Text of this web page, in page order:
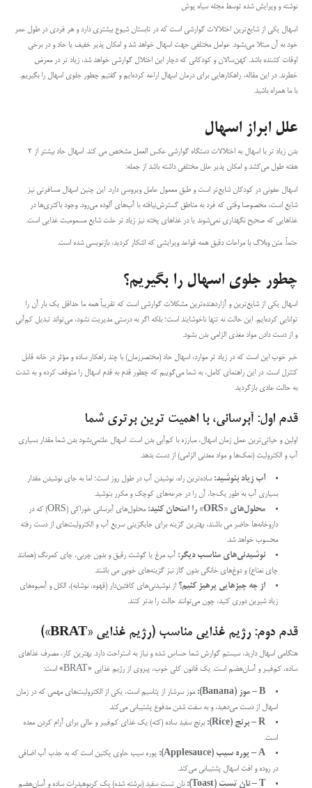
نوشته و ویرایش شده توسط مجله سیاه پوش
اسهال یکی از شایع‌ترین اختلالات گوارشی است که در تابستان شیوع بیشتری دارد و هر فردی در طول عمر
خود به آن مبتلا می‌بشود. عوامل مختلفی جهت اسهال خواهد شد و امکان پذیر خفیف یا حاد و در برخی
اوقات کشنده باشد. کهن‌سالان و کودکانی که دچار این اختلال گوارشی خواهد شد، زیاد تر در معرض
خطرند. در این مقاله، راهکارهایی برای درمان اسهال اراعه کرده‌ایم و گفتیم چطور جلوی اسهال را بگیریم.
با ما همراه باشید.
علل ابراز اسهال
بدن زیاد تر با اسهال به اختلالات دستگاه گوارشی عکس العمل مشخص می کند. اسهال حاد بیشتر از ۲
هفته طول می‌کشد و امکان پذیر علل مختلفی داشته باشد از جمله:
اسهال عفونی در کودکان شایع‌تر است و طبق معمول عامل ویروسی دارد. این چنین اسهال مسافرتی نیز
شایع است، مخصوصا وقتی که فرد به مناطق گسترش‌نیافته با آب‌های آلوده می‌رود. وجود باکتری‌ها در
غذاهایی که صحیح نگهداری نمی‌شوند یا در غذاهای پخته‌ نیز زیاد تر علت شایع مسمومیت‌ غذایی است.
حتماً. متن وبلاگ با مراعات دقیق همه قواعد ویرایشی که اشکار کردید، بازنویسی شده است.
چطور جلوی اسهال را بگیریم؟
اسهال یکی از شایع‌ترین و آزاردهنده‌ترین مشکلات گوارشی است که تقریباً همه ما حداقل یک بار آن را
توانایی کرده‌ایم. این حالت نه تنها ناخوشایند است؛ بلکه اگر به درستی مدیریت نشود، می‌تواند تبدیل کم‌آبی
و از دست دادن مواد مغذی الزامی بدن بشود.
خبر خوب این است که در زیاد تر موارد، اسهال حاد (مختصر‌زمان) با چند راهکار ساده و مؤثر در خانه قابل
کنترل است. در این راهنمای کامل، به شما می‌گوییم که چطور قدم به قدم اسهال را متوقف کرده و به شدت
به حالت عادی بازگردید.
قدم اول: آبرسانی، با اهمیت ترین برتری شما
اولین و حیاتی‌ترین عمل زمان اسهال، مبارزه با کم‌آبی بدن است. اسهال علتمی‌بشود بدن شما مقدار بسیاری
آب و الکترولیت (نمک‌ها و مواد معدنی الزامی) از دست بدهد.
آب زیاد بنوشید: ساده‌ترین راه، نوشیدن آب در طول روز است؛ اما به جای نوشیدن مقدار
بسیاری آب به طور یک‌جا، آن را در جرعه‌های کوچک و مکرر بنوشید.
محلول‌های «ORS» را امتحان کنید:
محلول‌های آبرسانی خوراکی (ORS) که در
داروخانه‌ها حاضر می باشند، بهترین گزینه برای جایگزینی سریع آب و الکترولیت‌های از دست رفته
محسوب خواهد شد.
نوشیدنی‌های مناسب دیگر : آب مرغ یا گوشت رقیق و بدون چربی، چای کمرنگ (همانند
چای نعناع) و دوغ‌های خانگی بدون گاز نیز گزینه‌های خوبی می باشند.
از چه چیزهایی پرهیز کنیم؟ از نوشیدنی‌های کافئین‌دار (قهوه، نوشابه)، الکل و آبمیوه‌های
زیاد شیرین دوری کنید، چون می‌توانند حالت را بدتر کنند.
قدم دوم: رژیم غذایی مناسب (رژیم غذایی «BRAT»)
هنگامی اسهال دارید، سیستم گوارش شما حساس شده و نیاز به استراحت دارد. بهترین کار، مصرف غذاهای
ساده، کم‌فیبر و آسان‌هضم است. یک قانون کلی خوب، پیروی از رژیم غذایی «BRAT» است:
B – موز (Banana):
موز سرشار از پتاسیم است، یکی از الکترولیت‌های مهمی که در زمان
اسهال از دست می‌دهید، و به سفت شدن مدفوع پشتیبانی می‌کند.
R – برنج (Rice):
برنج سفید ساده (کته) یک غذای کم‌فیبر و عالی برای آرام کردن معده
است.
A – پوره سیب (Applesauce):
پوره سیب حاوی پکتین است که به جذب آب اضافی
در روده و افت اسهال پشتیبانی می‌کند.
T – نان تست (Toast): نان تست سفید (برشته شده) یک کربوهیدرات ساده و آسان‌هضم